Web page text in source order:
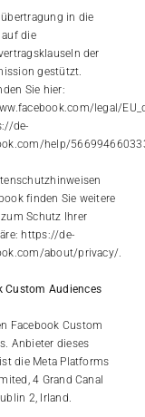
in die
auf die
der
gestützt.
Sie hier:
legal/
de-
help/
finden Sie weitere
Schutz Ihrer
https://de-
about/privacy/
Custom Audiences
Facebook Custom
Anbieter dieses
die Meta Platforms
4 Grand Canal
2, Irland.